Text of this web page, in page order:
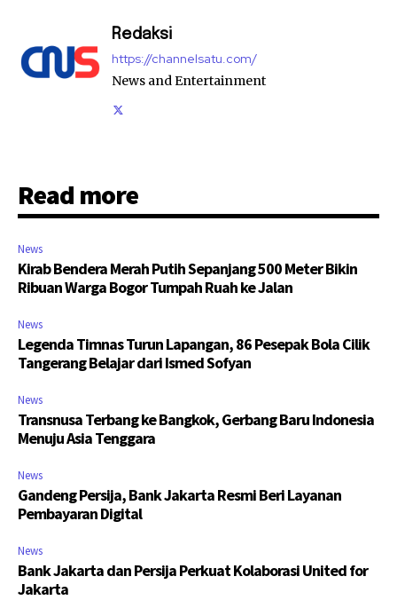
Redaksi
https://channelsatu.com/
News and Entertainment
Read more
News
Kirab Bendera Merah Putih Sepanjang 500 Meter Bikin
Ribuan Warga Bogor Tumpah Ruah ke Jalan
News
Legenda Timnas Turun Lapangan, 86 Pesepak Bola Cilik
Tangerang Belajar dari Ismed Sofyan
News
Transnusa Terbang ke Bangkok, Gerbang Baru Indonesia
Menuju Asia Tenggara
News
Gandeng Persija, Bank Jakarta Resmi Beri Layanan
Pembayaran Digital
News
Bank Jakarta dan Persija Perkuat Kolaborasi United for
Jakarta